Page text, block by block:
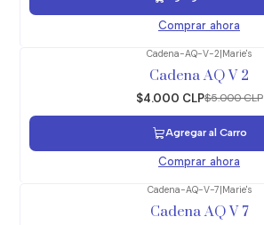
Comprar ahora
Cadena-AQ-V-2|Marie's
Cadena AQ V 2
$4.000 CLP$5.000 CLP
Agregar al Carro
Comprar ahora
Cadena-AQ-V-7|Marie's
Cadena AQ V 7